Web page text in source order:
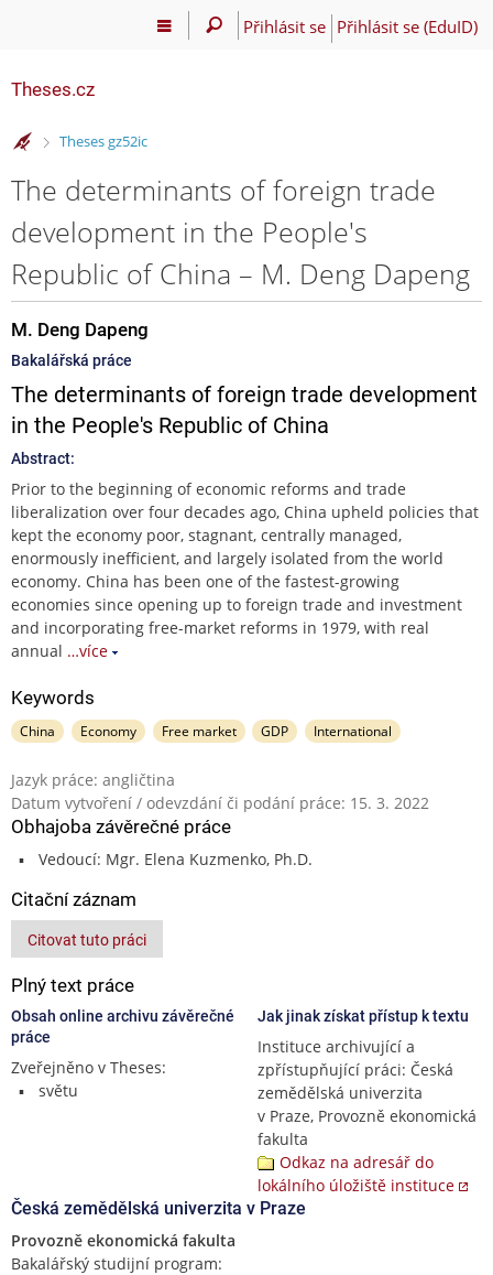
Přihlásit se Přihlásit se (EduID)
Theses.cz
>
Theses gz52ic
The determinants of foreign trade
development in the People's
Republic of China – M. Deng Dapeng
M. Deng Dapeng
Bakalářská práce
The determinants of foreign trade development
in the People's Republic of China
Abstract:
Prior to the beginning of economic reforms and trade
liberalization over four decades ago, China upheld policies that
kept the economy poor, stagnant, centrally managed,
enormously inefficient, and largely isolated from the world
economy. China has been one of the fastest-growing
economies since opening up to foreign trade and investment
and incorporating free-market reforms in 1979, with real
annual …více
Keywords
China Economy Free market GDP International
Jazyk práce: angličtina
Datum vytvoření / odevzdání či podání práce: 15. 3. 2022
Obhajoba závěrečné práce
Vedoucí: Mgr. Elena Kuzmenko, Ph.D.
Citační záznam
Citovat tuto práci
Plný text práce
Obsah online archivu závěrečné
práce
Zveřejněno v Theses:
světu
Jak jinak získat přístup k textu
Instituce archivující a
zpřístupňující práci: Česká
zemědělská univerzita
v Praze, Provozně ekonomická
fakulta
Odkaz na adresář do
lokálního úložiště instituce
Česká zemědělská univerzita v Praze
Provozně ekonomická fakulta
Bakalářský studijní program: